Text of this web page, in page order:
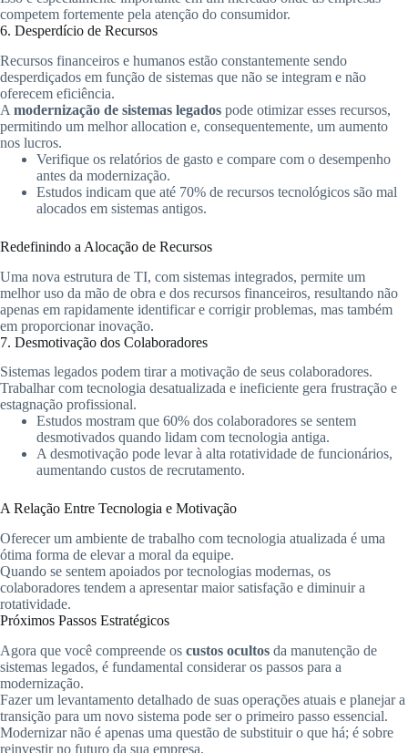
competem fortemente pela atenção do consumidor.
6. Desperdício de Recursos
Recursos financeiros e humanos estão constantemente sendo
desperdiçados em função de sistemas que não se integram e não
oferecem eficiência.
A modernização de sistemas legados pode otimizar esses recursos,
permitindo um melhor allocation e, consequentemente, um aumento
nos lucros.
Verifique os relatórios de gasto e compare com o desempenho
antes da modernização.
Estudos indicam que até 70% de recursos tecnológicos são mal
alocados em sistemas antigos.
Redefinindo a Alocação de Recursos
Uma nova estrutura de TI, com sistemas integrados, permite um
melhor uso da mão de obra e dos recursos financeiros, resultando não
apenas em rapidamente identificar e corrigir problemas, mas também
em proporcionar inovação.
7. Desmotivação dos Colaboradores
Sistemas legados podem tirar a motivação de seus colaboradores.
Trabalhar com tecnologia desatualizada e ineficiente gera frustração e
estagnação profissional.
Estudos mostram que 60% dos colaboradores se sentem
desmotivados quando lidam com tecnologia antiga.
A desmotivação pode levar à alta rotatividade de funcionários,
aumentando custos de recrutamento.
A Relação Entre Tecnologia e Motivação
Oferecer um ambiente de trabalho com tecnologia atualizada é uma
ótima forma de elevar a moral da equipe.
Quando se sentem apoiados por tecnologias modernas, os
colaboradores tendem a apresentar maior satisfação e diminuir a
rotatividade.
Próximos Passos Estratégicos
Agora que você compreende os custos ocultos da manutenção de
sistemas legados, é fundamental considerar os passos para a
modernização.
Fazer um levantamento detalhado de suas operações atuais e planejar a
transição para um novo sistema pode ser o primeiro passo essencial.
Modernizar não é apenas uma questão de substituir o que há; é sobre
reinvestir no futuro da sua empresa.